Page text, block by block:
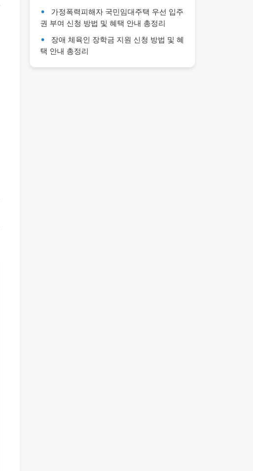
가정폭력피해자 국민임대주택 우선 입주
권 부여 신청 방법 및 혜택 안내 총정리
장애 체육인 장학금 지원 신청 방법 및 혜
택 안내 총정리